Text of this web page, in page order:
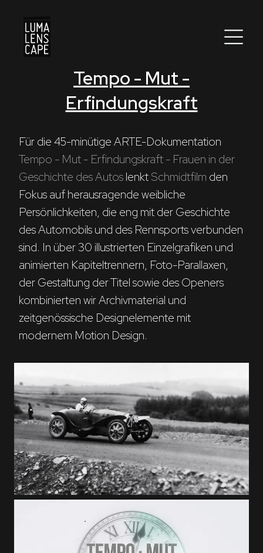
Postproduction
Production / Services
About
DEU ENG Suche
Tempo - Mut -
Erfindungskraft
Tempo - Mut - Erfindungskraft - Frauen in der
Geschichte des Autos lenkt Schmidtfilm den
Fokus auf herausragende weibliche
Persönlichkeiten, die eng mit der Geschichte
des Automobils und des Rennsports verbunden
sind. In über 30 illustrierten Einzelgrafiken und
animierten Kapiteltrennern, Foto-Parallaxen,
der Gestaltung der Titel sowie des Openers
kombinierten wir Archivmaterial und
zeitgenössische Designelemente mit
modernem Motion Design.